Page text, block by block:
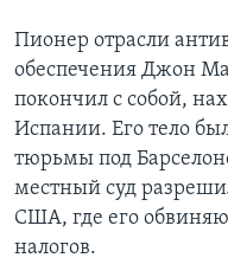
Пионер отрасли
обеспечения Джон
покончил с собой,
Испании. Его тело
тюрьмы под
местный суд
США, где его
налогов.